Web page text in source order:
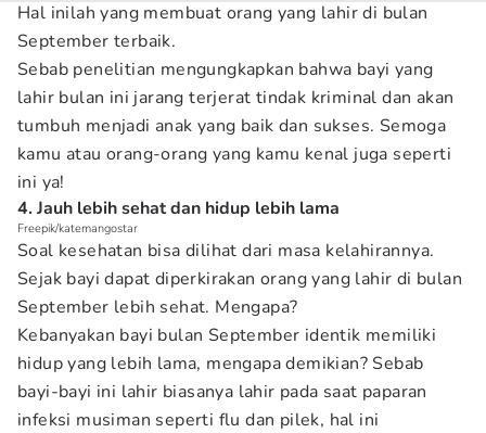
Hal inilah yang membuat orang yang lahir di bulan
September terbaik.
Sebab penelitian mengungkapkan bahwa bayi yang
lahir bulan ini jarang terjerat tindak kriminal dan akan
tumbuh menjadi anak yang baik dan sukses. Semoga
kamu atau orang-orang yang kamu kenal juga seperti
ini ya!
4. Jauh lebih sehat dan hidup lebih lama
Freepik/katemangostar
Soal kesehatan bisa dilihat dari masa kelahirannya.
Sejak bayi dapat diperkirakan orang yang lahir di bulan
September lebih sehat. Mengapa?
Kebanyakan bayi bulan September identik memiliki
hidup yang lebih lama, mengapa demikian? Sebab
bayi-bayi ini lahir biasanya lahir pada saat paparan
infeksi musiman seperti flu dan pilek, hal ini